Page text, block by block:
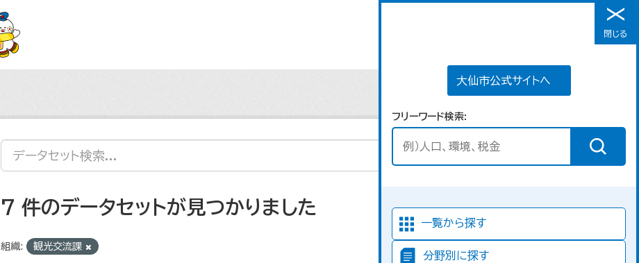
メニュー
大仙市公式サイトへ
フリーワード検索
一覧から探す
分野別に探す
閉じる
7 件のデータセットが見つかりました
組織: 観光交流課